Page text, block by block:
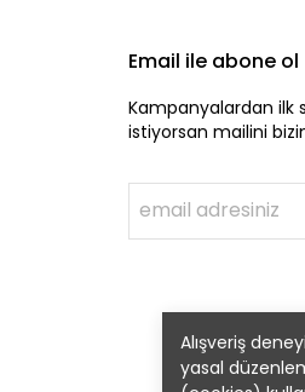
Alışveriş
yasal
Email ile abone ol
Kampanyalardan ilk
istiyorsan mailini